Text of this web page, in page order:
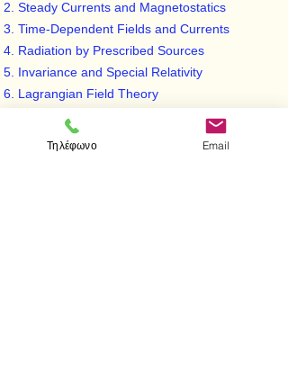
Steady Currents and Magnetostatics
Time-Dependent Fields and Currents
Radiation by Prescribed Sources
Invariance and Special Relativity
Lagrangian Field Theory
Τηλέφωνο Email